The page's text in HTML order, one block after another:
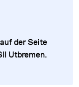
der Seite
Utbremen.